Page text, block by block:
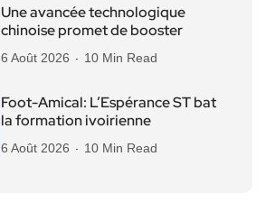
Une avancée technologique
chinoise promet de booster
6 Août 2026 10 Min Read
Foot-Amical: L’Espérance ST bat
la formation ivoirienne
6 Août 2026 10 Min Read